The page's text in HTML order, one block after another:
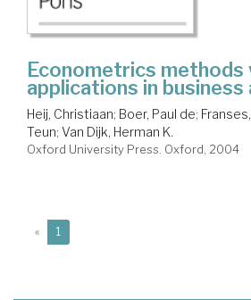
Econometrics methods
applications in business
Heij, Christiaan; Boer, Paul de;
Teun; Van Dijk, Herman K.
Oxford University Press. Oxford, 2004
« 1